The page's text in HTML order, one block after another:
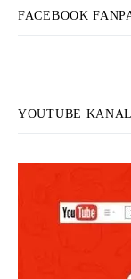
FACEBOOK
YOUTUBE KANAL